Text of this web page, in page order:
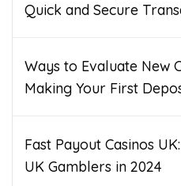
Quick and Secure
Ways to Evaluate New
Making Your First
Fast Payout Casinos
UK Gamblers in 2024